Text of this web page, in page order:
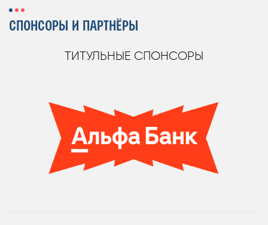
СПОНСОРЫ И ПАРТНЁРЫ
ТИТУЛЬНЫЕ СПОНСОРЫ